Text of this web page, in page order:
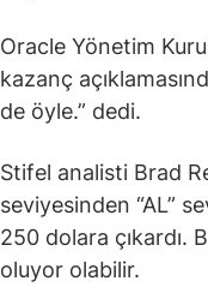
Oracle Yönetim
kazanç
de öyle.” dedi.
Stifel analisti Brad
seviyesinden “AL”
250 dolara çıkardı.
oluyor olabilir.